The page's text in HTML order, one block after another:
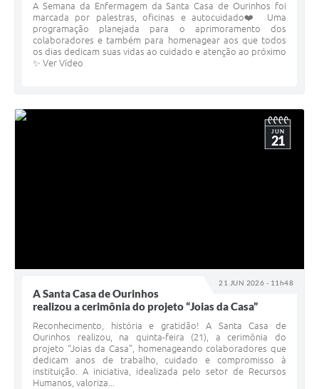
A Semana da Enfermagem da Santa Casa de Ourinhos foi
marcada por palestras, oficinas e autocuidado❤️ Uma
programação planejada para o aprimoramento dos
colaboradores e também para homenagear aos que todos
os dias dedicam suas vidas ao cuidado e atenção ao próximo
✨ Ver Vídeo
21 JUN 2026 - 11h48
JUN
21
A Santa Casa de Ourinhos
realizou a cerimônia do projeto “Joias da Casa”
Reconhecimento, história e gratidão! A Santa Casa de
Ourinhos realizou, na quinta-feira (21), a cerimônia do
projeto “Joias da Casa”, homenageando colaboradores que
dedicam anos de trabalho, cuidado e compromisso à
instituição. A iniciativa, idealizada pelo setor de Recursos
Humanos, valoriza...